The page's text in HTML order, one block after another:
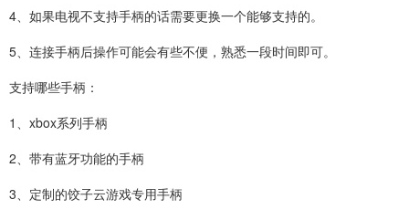
4、如果电视不支持手柄的话需要更换一个能够支持的。
5、连接手柄后操作可能会有些不便，熟悉一段时间即可。
支持哪些手柄：
1、xbox系列手柄
2、带有蓝牙功能的手柄
3、定制的饺子云游戏专用手柄